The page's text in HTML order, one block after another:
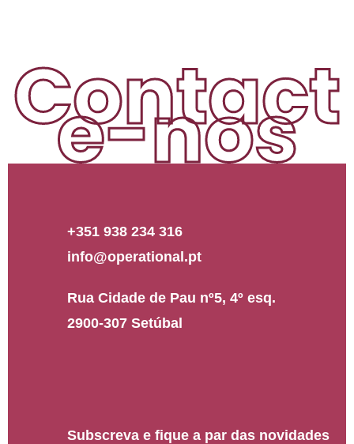
Contact
e-nos
+351 938 234 316
info@operational.pt
Rua Cidade de Pau nº5, 4º esq.
2900-307 Setúbal
Subscreva e fique a par das novidades